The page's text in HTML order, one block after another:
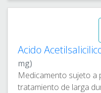
Acido
mg)
Medicamento sujeto a
tratamiento de larga